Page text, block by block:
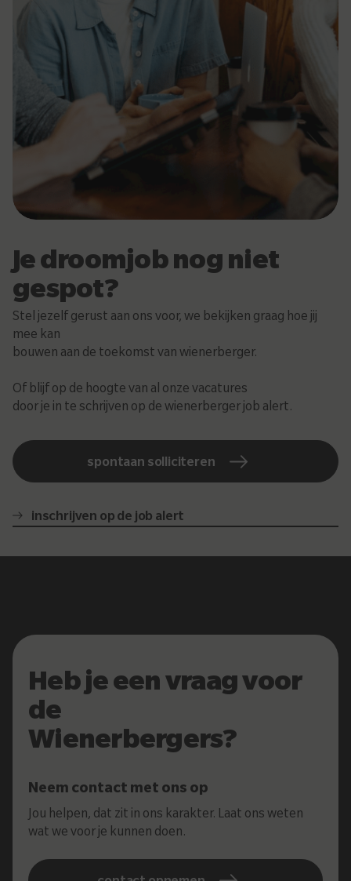
Je droomjob nog niet
gespot?
Stel jezelf gerust aan ons voor, we bekijken graag hoe jij
mee kan
bouwen aan de toekomst van wienerberger.
Of blijf op de hoogte van al onze vacatures
door je in te schrijven op de wienerberger job alert.
spontaan solliciteren
inschrijven op de job alert
Heb je een vraag voor
de
Wienerbergers?
Neem contact met ons op
Jou helpen, dat zit in ons karakter. Laat ons weten
wat we voor je kunnen doen.